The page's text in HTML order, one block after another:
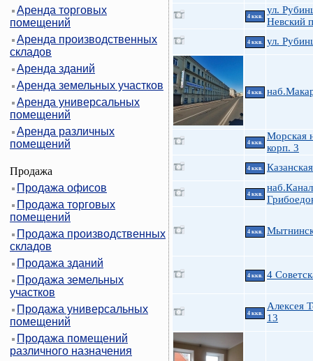
Аренда торговых
помещений
Аренда производственных
складов
Аренда зданий
Аренда земельных участков
Аренда универсальных
помещений
Аренда различных
помещений
Продажа
Продажа офисов
Продажа торговых
помещений
Продажа производственных
складов
Продажа зданий
Продажа земельных
участков
Продажа универсальных
помещений
Продажа помещений
различного назначения
4 ккв.
ул.
Невский
4 ккв. ул.
4 ккв.
4 ккв.
Морская
корп. 3
4 ккв.
4 ккв.
4 ккв.
4 ккв. 4
4 ккв.
Алексея
13